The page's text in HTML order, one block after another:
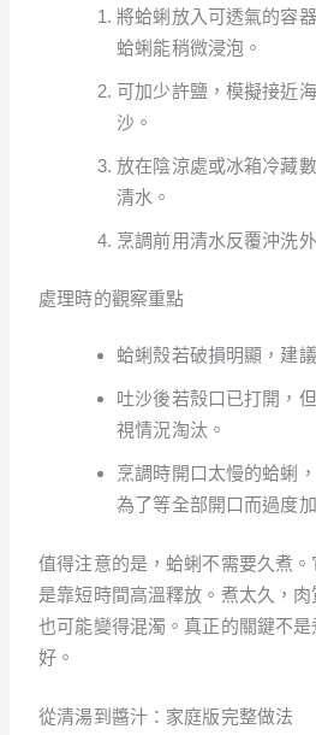
將蛤蜊放入可透氣的容
蛤蜊能稍微浸泡。
可加少許鹽，模擬接近
沙。
放在陰涼處或冰箱冷藏
清水。
烹調前用清水反覆沖洗
處理時的觀察重點
蛤蜊殼若破損明顯，建
吐沙後若殼口已打開，
視情況淘汰。
烹調時開口太慢的蛤蜊
為了等全部開口而過度加
值得注意的是，蛤蜊不需要久煮
是靠短時間高溫釋放。煮太久，
也可能變得混濁。真正的關鍵不
好。
從清湯到醬汁：家庭版完整做法